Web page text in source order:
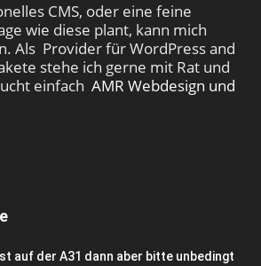
CMS, oder eine feine
wie diese plant, kann mich
Als Provider für WordPress and
stehe ich gerne mit Rat und
einfach AMR Webdesign und
auf der A31 dann aber bitte unbedingt